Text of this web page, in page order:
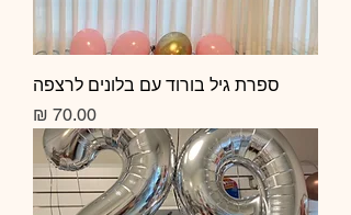
ספרת גיל בורוד עם בלונים לרצפה
מחיר